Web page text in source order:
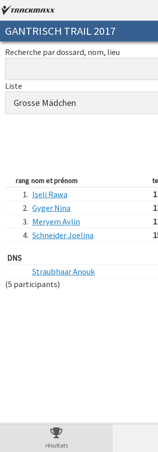
GANTRISCH TRAIL 2017
Recherche par dossard, nom, lieu
Liste
rang nom et prénom
1. Iseli Rawa
2. Gyger Nina
3. Meryem Aylin
4. Schneider Joelina
DNS
Straubhaar Anouk
(5 participants)
résultats